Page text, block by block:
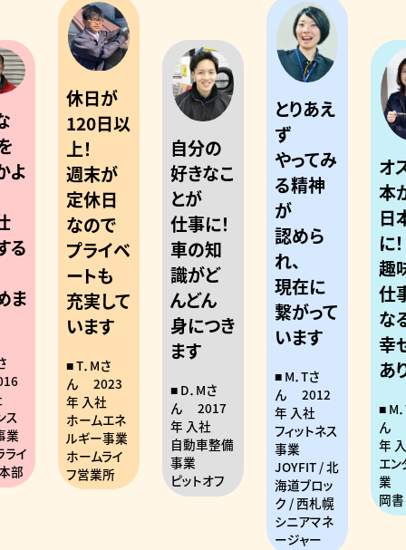
よ
る
ま
ス
業
ライ
部
休日が
120日以
上！
週末が
定休日
なので
プライベ
ートも
充実して
います
T．Mさ
ん
2023
年 入社
ホームエネ
ルギー事業
ホームライ
フ営業所
自分の
好きなこ
とが
仕事に！
車の知
識がど
んどん
身につき
ます
D．Mさ
ん
2017
年 入社
自動車整備
事業
ピットオフ
とりあえ
ず
やってみ
る精神
が
認めら
れ、
現在に
繋がって
います
M．Tさ
ん
2012
年 入社
フィットネス
事業
JOYFIT / 北
海道ブロッ
ク / 西札幌
シニアマネ
ージャー
オ
本
日
に！
趣
仕
な
幸
あ
M
ん
年
エン
業
岡書